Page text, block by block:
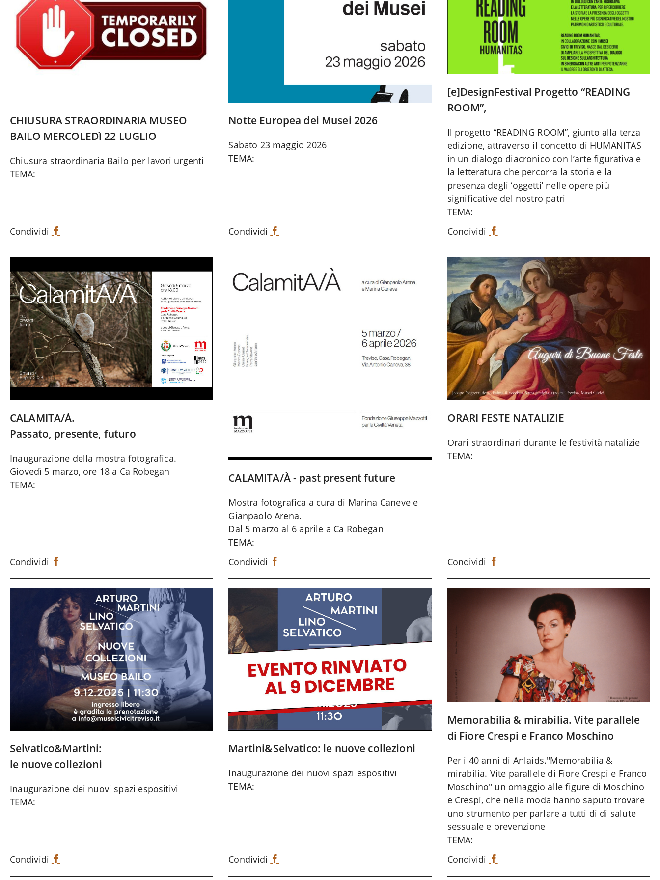
CHIUSURA STRAORDINARIA MUSEO
BAILO MERCOLEDì 22 LUGLIO
Chiusura straordinaria Bailo per lavori urgenti
TEMA:
Condividi
c
e
b
o
o
k
Notte Europea dei Musei 2026
Sabato 23 maggio 2026
TEMA:
Condividi
b
[e]DesignFestival Progetto “READING
ROOM”,
Il progetto “READING ROOM”, giunto alla terza
edizione, attraverso il concetto di HUMANITAS
in un dialogo diacronico con l’arte figurativa e
la letteratura che percorra la storia e la
presenza degli ‘oggetti’ nelle opere più
significative del nostro patri
TEMA:
Condividi
c
e
b
o
o
k
CALAMITA/À.
Passato, presente, futuro
Inaugurazione della mostra fotografica.
Giovedì 5 marzo, ore 18 a Ca Robegan
TEMA:
Condividi
c
e
b
o
CALAMITA/À - past present future
Mostra fotografica a cura di Marina Caneve e
Gianpaolo Arena.
Dal 5 marzo al 6 aprile a Ca Robegan
TEMA:
Condividi
c
o
k
ORARI FESTE NATALIZIE
Orari straordinari durante le festività natalizie
TEMA:
Condividi
c
e
Selvatico&Martini:
le nuove collezioni
Inaugurazione dei nuovi spazi espositivi
TEMA:
Condividi
Martini&Selvatico: le nuove collezioni
Inaugurazione dei nuovi spazi espositivi
TEMA:
Condividi
Memorabilia & mirabilia. Vite parallele
di Fiore Crespi e Franco Moschino
Per i 40 anni di Anlaids."Memorabilia &
mirabilia. Vite parallele di Fiore Crespi e Franco
Moschino" un omaggio alle figure di Moschino
e Crespi, che nella moda hanno saputo trovare
uno strumento per parlare a tutti di di salute
sessuale e prevenzione
TEMA:
Condividi